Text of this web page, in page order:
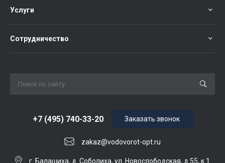
Услуги
Сотрудничество
+7 (495) 740-33-20
zakaz@vodovorot-opt.ru
Заказать звонок
г. Балашиха, д. Соболиха, ул. Новослободская, д.55, к.1